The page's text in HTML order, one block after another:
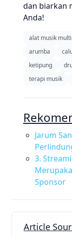
dan biarkan
Anda!
alat musik
arumba
ketipung
terapi musik
Jarum
3.
Sponsor
Article